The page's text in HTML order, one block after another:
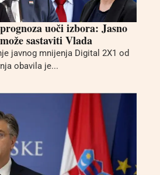
uoči izbora: Jasno
sastaviti Vlada
javnog mnijenja Digital 2X1 od
obavila je...